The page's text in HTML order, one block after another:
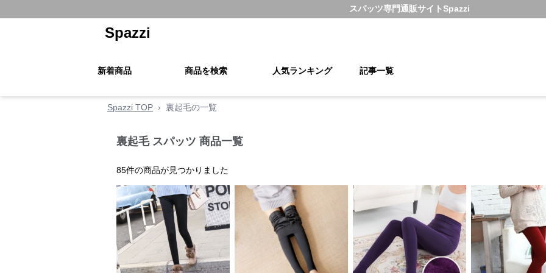
スパッツ専門通販サイトSpazzi
Spazzi
新着商品 商品を検索 人気ランキング 記事一覧
Spazzi TOP › 裏起毛の一覧
裏起毛 スパッツ 商品一覧
85件の商品が見つかりました